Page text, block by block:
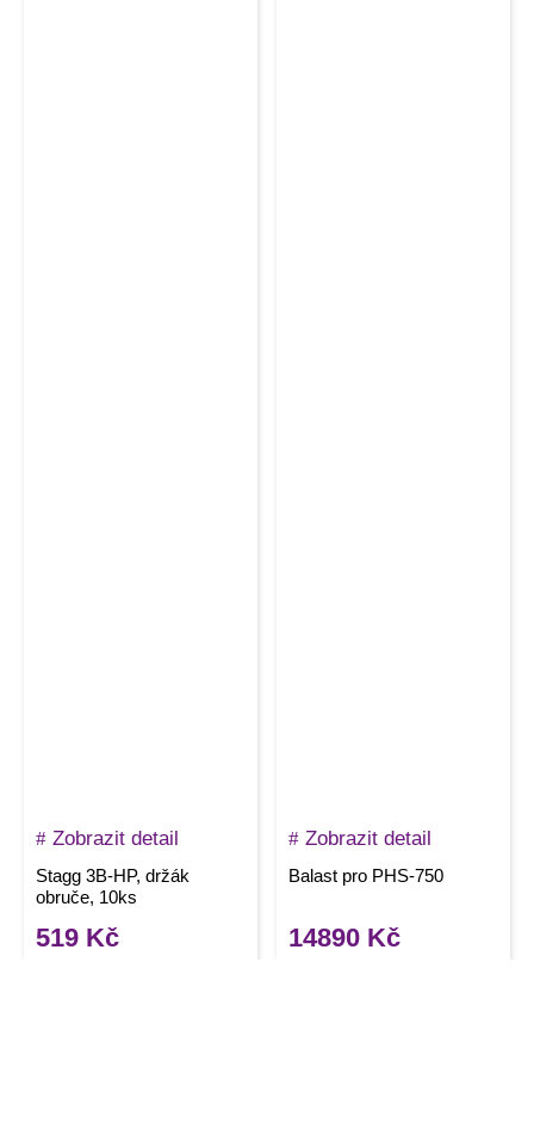
Zobrazit detail
Stagg 3B-HP, držák
obruče, 10ks
519 Kč
Zobrazit detail
Balast pro PHS-750
14890 Kč